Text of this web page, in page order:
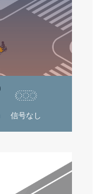
信号なし